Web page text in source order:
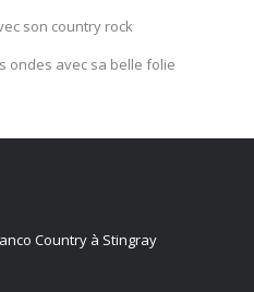
son country rock
ondes avec sa belle folie
Country à Stingray